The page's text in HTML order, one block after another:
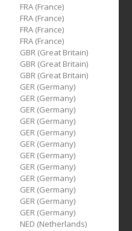
FRA (France)
FRA (France)
FRA (France)
FRA (France)
GBR (Great Britain)
GBR (Great Britain)
GBR (Great Britain)
GER (Germany)
GER (Germany)
GER (Germany)
GER (Germany)
GER (Germany)
GER (Germany)
GER (Germany)
GER (Germany)
GER (Germany)
GER (Germany)
GER (Germany)
GER (Germany)
NED (Netherlands)